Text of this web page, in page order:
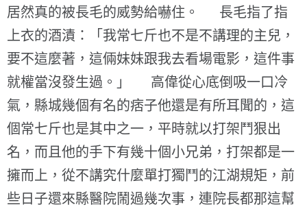
居然真的被長毛的威勢給嚇住。 長毛指了指
上衣的酒漬：「我常七斤也不是不講理的主兒，
要不這麼著，這倆妹妹跟我去看場電影，這件事
就權當沒發生過。」 高偉從心底倒吸一口冷
氣，縣城幾個有名的痞子他還是有所耳聞的，這
個常七斤也是其中之一，平時就以打架鬥狠出
名，而且他的手下有幾十個小兄弟，打架都是一
擁而上，從不講究什麼單打獨鬥的江湖規矩，前
些日子還來縣醫院鬧過幾次事，連院長都那這幫